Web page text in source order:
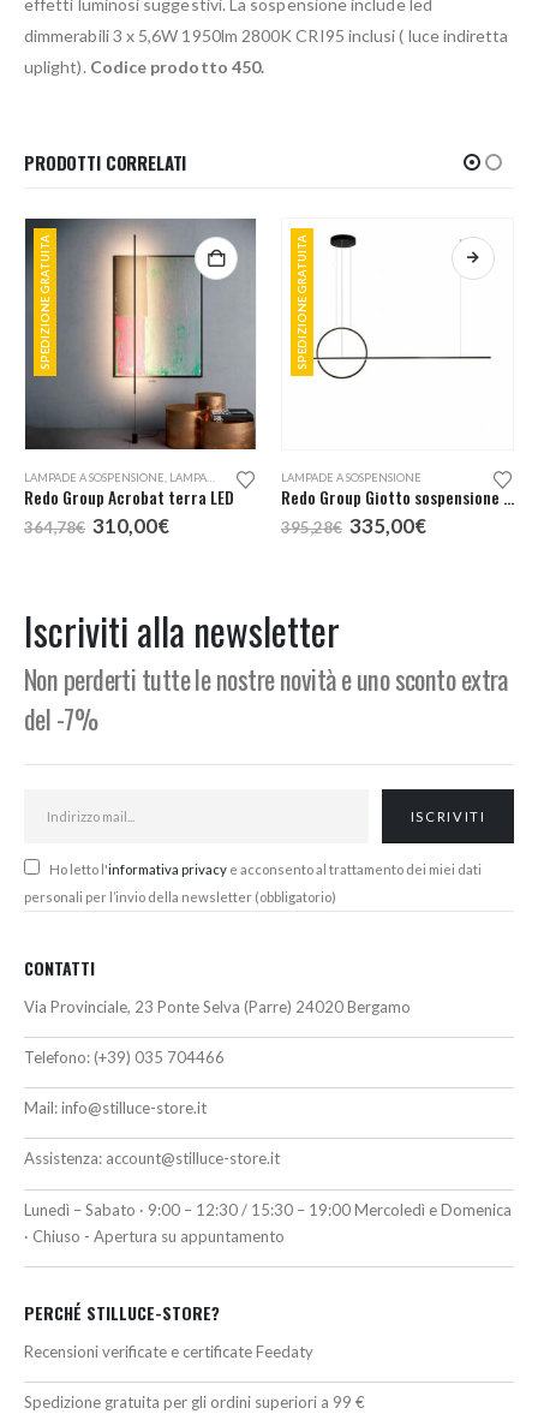
effetti luminosi suggestivi. La sospensione include led
dimmerabili 3 x 5,6W 1950lm 2800K CRI95 inclusi ( luce indiretta
uplight). Codice prodotto 450.
PRODOTTI CORRELATI
SPEDIZIONE GRATUITA
LAMPADE A SOSPENSIONE LAMPADE DA TERRA
Redo Group Acrobat terra LED
364,78€ Il
prezzo
310,00€Il
SPEDIZIONE GRATUITA
LAMPADE A SOSPENSIONE
Redo Group Giotto sospensione LED 143
395,28€ Il
prezzo
335,00€Il
Iscriviti alla newsletter
Non perderti tutte le nostre novità e uno sconto extra
del -7%
Ho letto l'informativa privacy e acconsento al trattamento dei miei dati
personali per l’invio della newsletter (obbligatorio)
CONTATTI
Via Provinciale, 23 Ponte Selva (Parre) 24020 Bergamo
Telefono: (+39) 035 704466
Mail:info@stilluce-store.it
Assistenza: account@stilluce-store.it
Lunedì – Sabato · 9:00 – 12:30 / 15:30 – 19:00 Mercoledì e Domenica
· Chiuso - Apertura su appuntamento
PERCHÉ STILLUCE-STORE?
Recensioni verificate e certificate Feedaty
Spedizione gratuita per gli ordini superiori a 99 €